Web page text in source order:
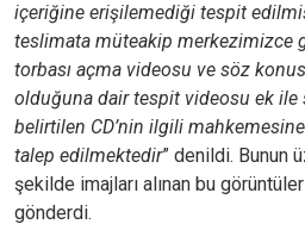
içeriğine erişilemediği tespit
teslimata müteakip merkezimizce
torbası açma videosu ve söz
olduğuna dair tespit videosu ek ile
belirtilen CD’nin ilgili
talep edilmektedir” denildi. Bunun
şekilde imajları alınan bu
gönderdi.